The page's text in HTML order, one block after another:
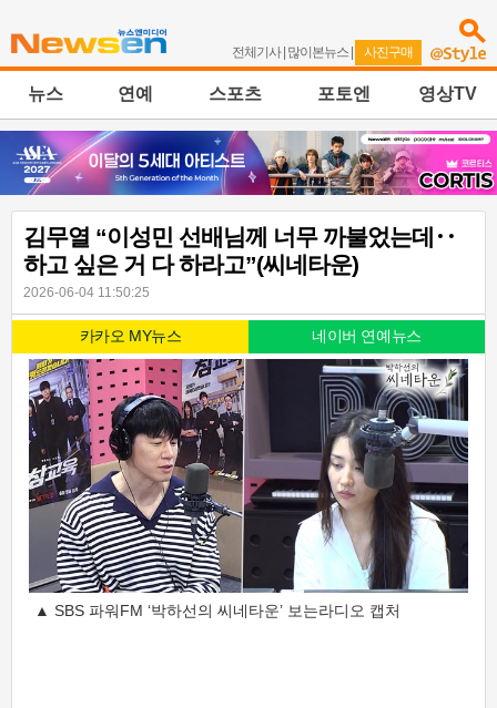
전체기사| 많이본뉴스 | 사진구매
뉴스 연예 스포츠 포토엔 영상TV
김무열 “이성민 선배님께 너무 까불었는데‥
하고 싶은 거 다 하라고”(씨네타운)
2026-06-04 11:50:25
카카오 MY뉴스 네이버 연예뉴스
▲ SBS 파워FM ‘박하선의 씨네타운’ 보는라디오 캡처